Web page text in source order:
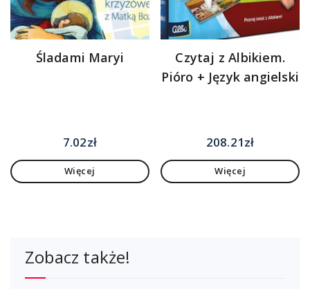
Śladami Maryi
7.02zł
Więcej
Czytaj z Albikiem.
Pióro + Język angielski
208.21zł
Więcej
Zobacz także!